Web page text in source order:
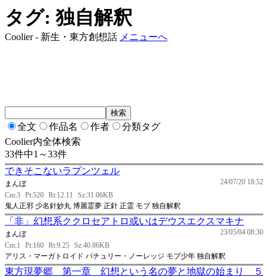
タグ: 独自解釈
Coolier - 新生・東方創想話 メニューへ
全文 作品名 作者
分類タグ
Coolier内全体検索
33件中1～33件
できそこないラプンツェル
24/07/20 18:52
まんぼ
Cm:3 Pt:520 Rt:12.11
Sz:31.06KB
鬼人正邪 少名針妙丸 博麗霊夢 正針 正霊 モブ 独自解釈
「非」幻想系ククロセアトロ或いはデウスエクスマキナ
23/05/04 08:30
まんぼ
Cm:1
Pt:160 Rt:9.25 Sz:40.86KB
アリス・マーガトロイド パチュリー・ノーレッジ モブ少年 独自解釈
東方現夢郷 第一章 幻想という名の夢と地獄の始まり ５